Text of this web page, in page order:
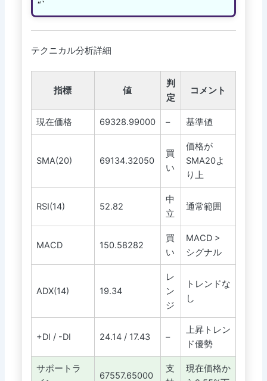
“`
テクニカル分析詳細
指標 値
判
定
コメント
現在価格 69328.99000 – 基準値
SMA(20) 69134.32050
買
い
価格が
SMA20よ
り上
RSI(14) 52.82
中
立
通常範囲
MACD 150.58282
買
い
MACD >
シグナル
ADX(14) 19.34
レ
ン
ジ
トレンドな
し
+DI / -DI 24.14 / 17.43 –
上昇トレン
ド優勢
サポートラ
67557.65000
支
現在価格か